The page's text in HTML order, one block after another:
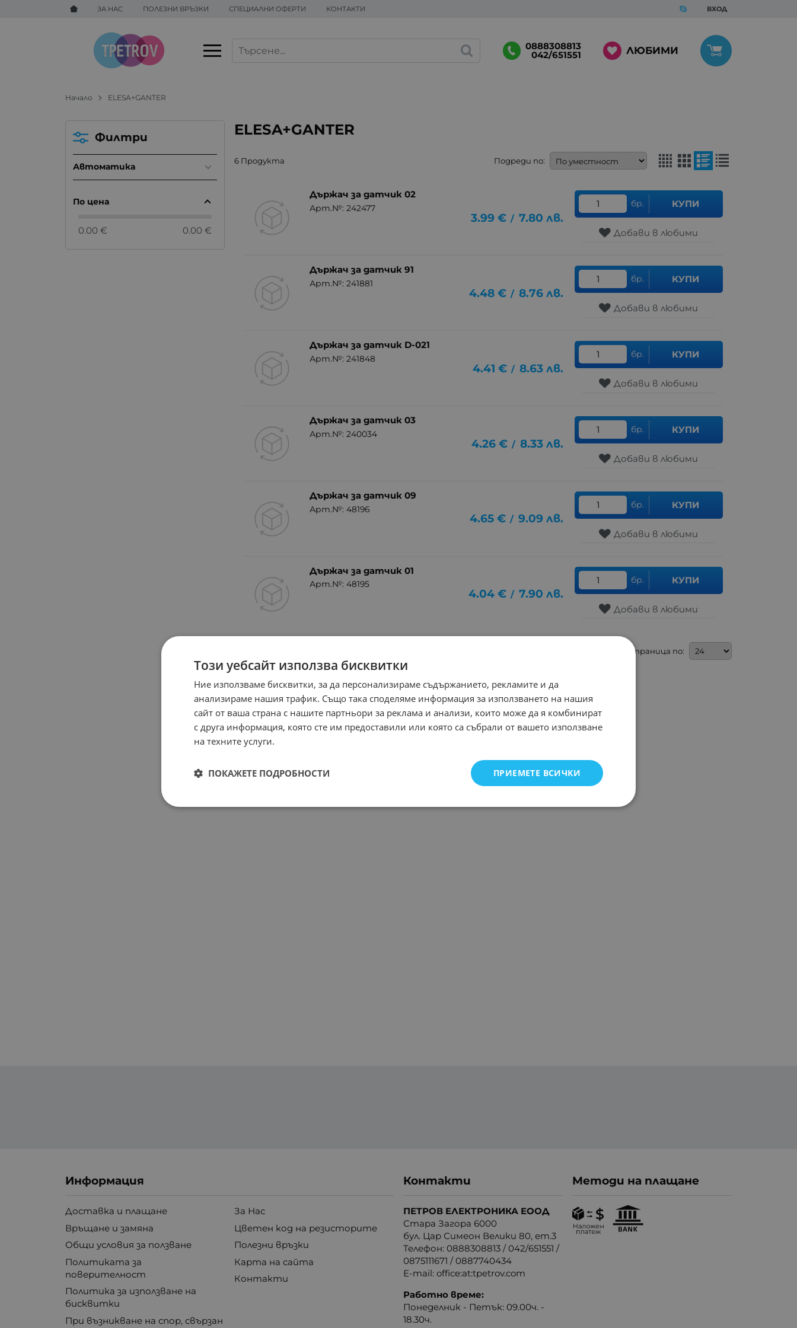
ЗА НАС ПОЛЕЗНИ ВРЪЗКИ СПЕЦИАЛНИ ОФЕРТИ КОНТАКТИ ВХОД
0888308813
042/651551 ЛЮБИМИ
Начало ELESA+GANTER
ELESA+GANTER
6 Продукта Подреди по:
Държач за датчик 02
Арт.№: 242477
3.99 € / 7.80 лв.
бр. КУПИ
Добави в любими
Държач за датчик 91
Арт.№: 241881
4.48 € / 8.76 лв.
бр. КУПИ
Добави в любими
Държач за датчик D-021
Арт.№: 241848
4.41 € / 8.63 лв.
бр. КУПИ
Добави в любими
Държач за датчик 03
Арт.№: 240034
4.26 € / 8.33 лв.
бр. КУПИ
Добави в любими
Държач за датчик 09
Арт.№: 48196
4.65 € / 9.09 лв.
бр. КУПИ
Добави в любими
Държач за датчик 01
Арт.№: 48195
4.04 € / 7.90 лв.
бр. КУПИ
Добави в любими
На страница по:
Филтри
Автоматика
По цена
0.00 € 0.00 €
Информация
Доставка и плащане
Връщане и замяна
Общи условия за ползване
Политиката за
поверителност
Политика за използване на
бисквитки
При възникване на спор, свързан
За Нас
Цветен код на резисторите
Полезни връзки
Карта на сайта
Контакти
Контакти
ПЕТРОВ ЕЛЕКТРОНИКА ЕООД
Стара Загора 6000
бул. Цар Симеон Велики 80, ет.3
Телефон:0888308813 /042/651551 /
0875111671 /0887740434
E-mail:office:at:tpetrov.com
Работно време:
Понеделник - Петък: 09.00ч. -
18.30ч.
Методи на плащане
Този уебсайт използва бисквитки
Ние използваме бисквитки, за да персонализираме съдържанието, рекламите и да
анализираме нашия трафик. Също така споделяме информация за използването на нашия
сайт от ваша страна с нашите партньори за реклама и анализи, които може да я комбинират
с друга информация, която сте им предоставили или която са събрали от вашето използване
на техните услуги.
ПРИЕМЕТЕ ВСИЧКИ
ПОКАЖЕТЕ ПОДРОБНОСТИ